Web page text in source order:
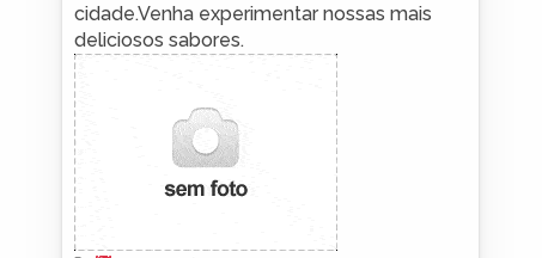
cidade.Venha experimentar nossas mais
deliciosos sabores.